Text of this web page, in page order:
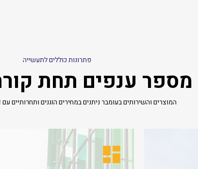
פתרונות כוללים לתעשייה
מספר ענפים תחת
המוצרים והשירותים בעומבר ניתנים במחירים הוגנים